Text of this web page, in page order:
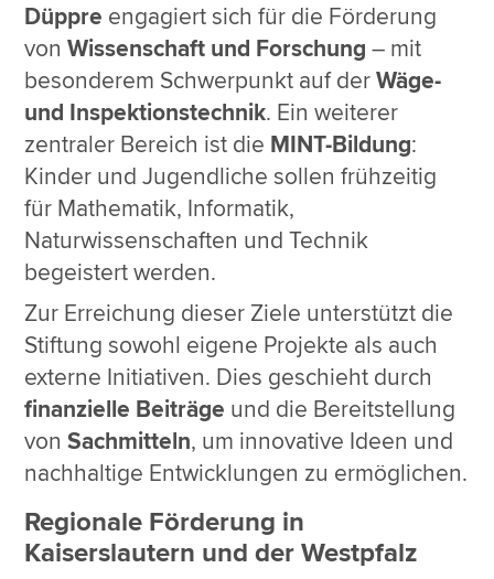
Düppre engagiert sich für die Förderung
vonWissenschaft und Forschung – mit
besonderem Schwerpunkt auf derWäge-
und Inspektionstechnik. Ein weiterer
zentraler Bereich ist die MINT-Bildung:
Kinder und Jugendliche sollen frühzeitig
für Mathematik, Informatik,
Naturwissenschaften und Technik
begeistert werden.
Zur Erreichung dieser Ziele unterstützt die
Stiftung sowohl eigene Projekte als auch
externe Initiativen. Dies geschieht durch
finanzielle Beiträge und die Bereitstellung
vonSachmitteln, um innovative Ideen und
nachhaltige Entwicklungen zu ermöglichen.
Regionale Förderung in
Kaiserslautern und der Westpfalz